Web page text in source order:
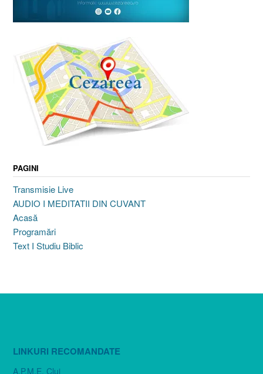
PAGINI
Transmisie Live
AUDIO I MEDITATII DIN CUVANT
Acasă
Programări
Text I Studiu Biblic
LINKURI RECOMANDATE
A.P.M.E. Cluj